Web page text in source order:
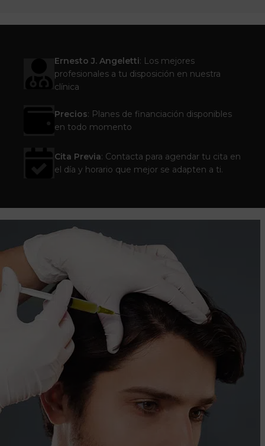
Ernesto J. Angeletti: Los mejores
profesionales a tu disposición en nuestra
clínica
Precios: Planes de financiación disponibles
en todo momento
Cita Previa: Contacta para agendar tu cita en
el día y horario que mejor se adapten a ti.